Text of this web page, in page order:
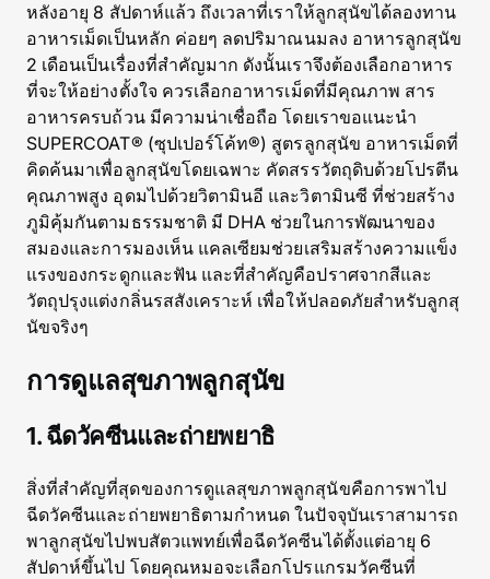
หลังอายุ 8 สัปดาห์แล้ว ถึงเวลาที่เราให้ลูกสุนัขได้ลองทาน
อาหารเม็ดเป็นหลัก ค่อยๆ ลดปริมาณนมลง อาหารลูกสุนัข
2 เดือนเป็นเรื่องที่สำคัญมาก ดังนั้นเราจึงต้องเลือกอาหาร
ที่จะให้อย่างตั้งใจ ควรเลือกอาหารเม็ดที่มีคุณภาพ สาร
อาหารครบถ้วน มีความน่าเชื่อถือ โดยเราขอแนะนำ
SUPERCOAT® (ซุปเปอร์โค้ท®) สูตรลูกสุนัข อาหารเม็ดที่
คิดค้นมาเพื่อลูกสุนัขโดยเฉพาะ คัดสรรวัตถุดิบด้วยโปรตีน
คุณภาพสูง อุดมไปด้วยวิตามินอี และวิตามินซี ที่ช่วยสร้าง
ภูมิคุ้มกันตามธรรมชาติ มี DHA ช่วยในการพัฒนาของ
สมองและการมองเห็น แคลเซียมช่วยเสริมสร้างความแข็ง
แรงของกระดูกและฟัน และที่สำคัญคือปราศจากสีและ
วัตถุปรุงแต่งกลิ่นรสสังเคราะห์ เพื่อให้ปลอดภัยสำหรับลูกสุ
นัขจริงๆ
การดูแลสุขภาพลูกสุนัข
1. ฉีดวัคซีนและถ่ายพยาธิ
สิ่งที่สำคัญที่สุดของการดูแลสุขภาพลูกสุนัขคือการพาไป
ฉีดวัคซีนและถ่ายพยาธิตามกำหนด ในปัจจุบันเราสามารถ
พาลูกสุนัขไปพบสัตวแพทย์เพื่อฉีดวัคซีนได้ตั้งแต่อายุ 6
สัปดาห์ขึ้นไป โดยคุณหมอจะเลือกโปรแกรมวัคซีนที่